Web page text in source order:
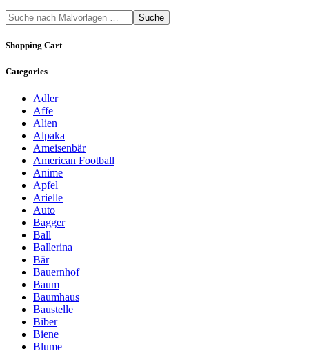
Suche
Shopping Cart
Categories
Adler
Affe
Alien
Alpaka
Ameisenbär
American Football
Anime
Apfel
Arielle
Auto
Bagger
Ball
Ballerina
Bär
Bauernhof
Baum
Baumhaus
Baustelle
Biber
Biene
Blume